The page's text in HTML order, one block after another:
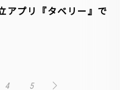
アプリ『タベリー』で
4 5